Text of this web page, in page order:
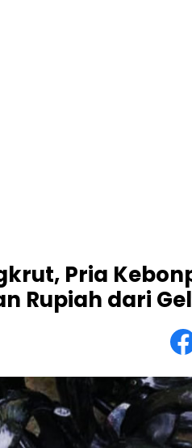
Pria
Rupiah dari